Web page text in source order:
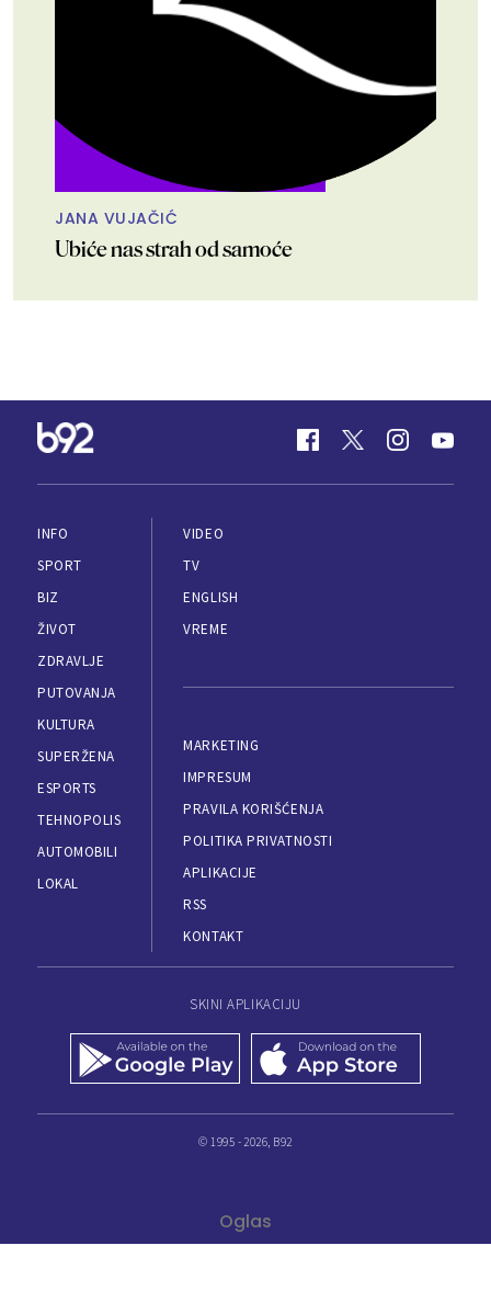
JANA VUJAČIĆ
Ubiće nas strah od samoće
INFO
SPORT
BIZ
ŽIVOT
ZDRAVLJE
PUTOVANJA
KULTURA
SUPERŽENA
ESPORTS
TEHNOPOLIS
AUTOMOBILI
LOKAL
VIDEO
TV
ENGLISH
VREME
MARKETING
IMPRESUM
PRAVILA KORIŠĆENJA
POLITIKA PRIVATNOSTI
APLIKACIJE
RSS
KONTAKT
SKINI APLIKACIJU
© 1995 - 2026, B92